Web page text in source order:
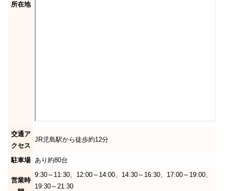
所在地
交通ア
クセス
JR児島駅から徒歩約12分
駐車場 あり約80台
営業時
9:30～11:30、12:00～14:00、14:30～16:30、17:00～19:00、
19:30～21:30